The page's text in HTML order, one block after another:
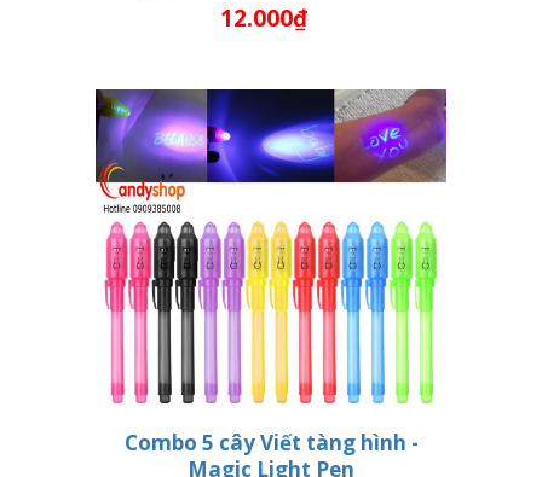
THÊM VÀO GIỎ HÀNG
12.000₫
Combo 5 cây Viết tàng hình -
Magic Light Pen